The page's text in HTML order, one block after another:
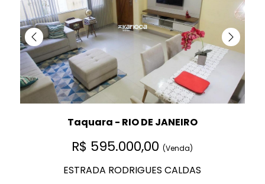
Taquara - RIO DE JANEIRO
R$ 595.000,00(Venda)
ESTRADA RODRIGUES CALDAS